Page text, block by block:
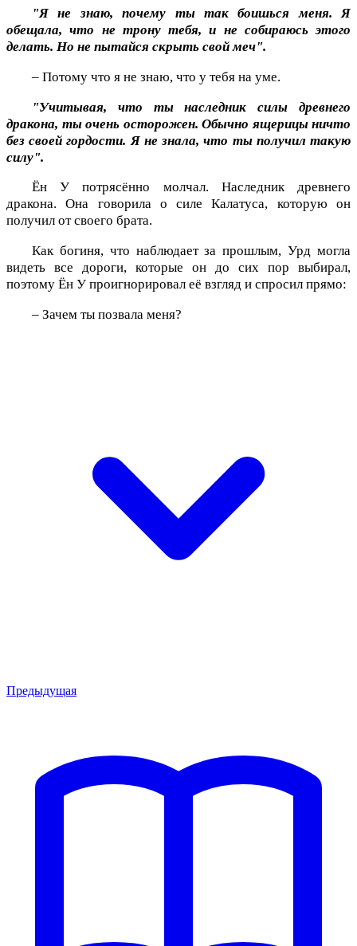
"Я не знаю, почему ты так боишься меня. Я
обещала, что не трону тебя, и не собираюсь этого
делать. Но не пытайся скрыть свой меч".
– Потому что я не знаю, что у тебя на уме.
"Учитывая, что ты наследник силы древнего
дракона, ты очень осторожен. Обычно ящерицы ничто
без своей гордости. Я не знала, что ты получил такую
силу".
Ён У потрясённо молчал. Наследник древнего
дракона. Она говорила о силе Калатуса, которую он
получил от своего брата.
Как богиня, что наблюдает за прошлым, Урд могла
видеть все дороги, которые он до сих пор выбирал,
поэтому Ён У проигнорировал её взгляд и спросил прямо:
– Зачем ты позвала меня?
Предыдущая